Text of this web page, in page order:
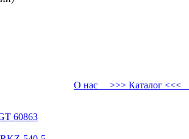
О нас >>> Каталог <<<
60863